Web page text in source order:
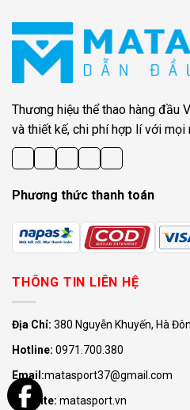
Thương hiệu thể thao hàng đầu
và thiết kế, chi phí hợp lí với mọi
Phương thức thanh toán
THÔNG TIN LIÊN HỆ
Địa Chỉ: 380 Nguyễn Khuyến, Hà
Hotline: 0971.700.380
Email:matasport37@gmail.com
Website: matasport.vn